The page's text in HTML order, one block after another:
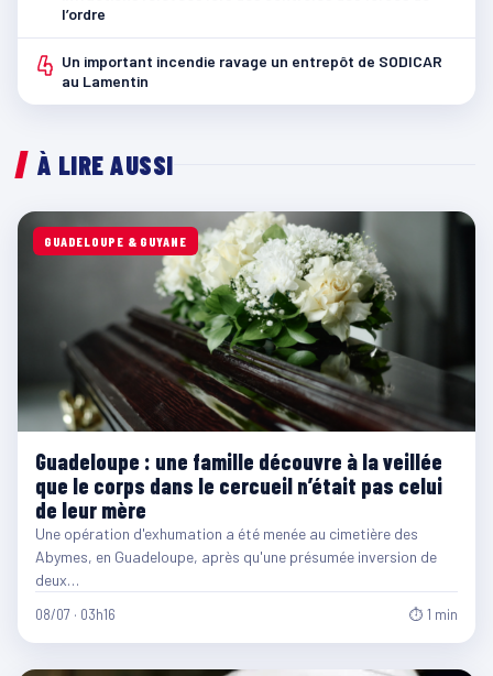
l’ordre
4 Un important incendie ravage un entrepôt de SODICAR
au Lamentin
À LIRE AUSSI
GUADELOUPE & GUYANE
Guadeloupe : une famille découvre à la veillée
que le corps dans le cercueil n’était pas celui
de leur mère
Une opération d'exhumation a été menée au cimetière des
Abymes, en Guadeloupe, après qu'une présumée inversion de
deux…
08/07 · 03h16 ⏱ 1 min